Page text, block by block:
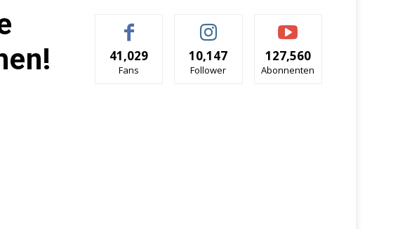
41,029
Fans
10,147
Follower
127,560
Abonnenten